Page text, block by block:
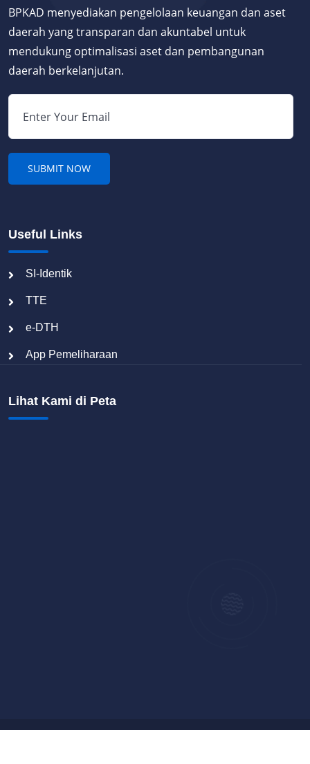
BPKAD menyediakan pengelolaan keuangan dan aset
daerah yang transparan dan akuntabel untuk
mendukung optimalisasi aset dan pembangunan
daerah berkelanjutan.
Useful Links
SI-Identik
TTE
e-DTH
App Pemeliharaan
Lihat Kami di Peta